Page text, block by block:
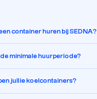
container huren bij SEDNA?
minimale huurperiode?
jullie koelcontainers?